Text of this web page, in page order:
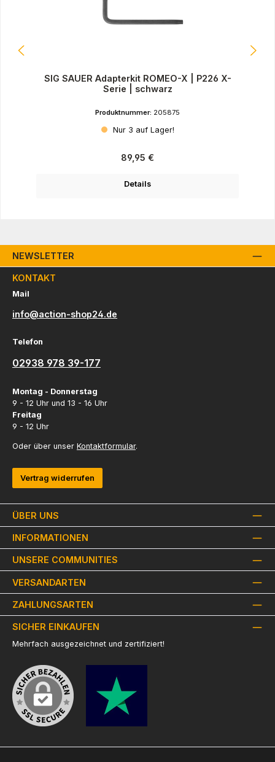
SIG SAUER Adapterkit ROMEO-X | P226 X-
Serie | schwarz
Produktnummer: 205875
Nur 3 auf Lager!
Regulärer Preis:
89,95 €
Details
NEWSLETTER
ÜBER UNS
INFORMATIONEN
KONTAKT
Mail
info@action-shop24.de
Telefon
02938 978 39-177
Montag - Donnerstag
9 - 12 Uhr und 13 - 16 Uhr
Freitag
9 - 12 Uhr
Oder über unser Kontaktformular.
Vertrag widerrufen
UNSERE COMMUNITIES
VERSANDARTEN
ZAHLUNGSARTEN
SICHER EINKAUFEN
Mehrfach ausgezeichnet und zertifiziert!